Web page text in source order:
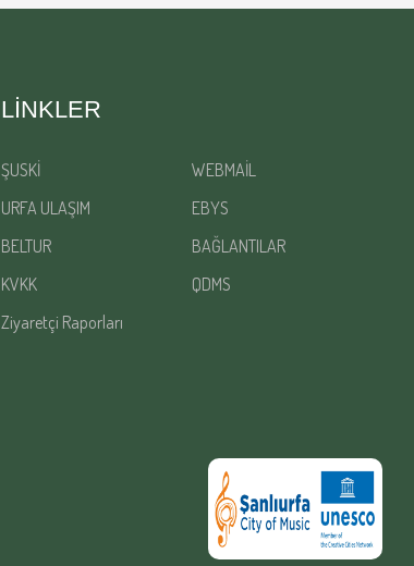
LINKLER
ŞUSKİ
WEBMAİL
URFA ULAŞIM
EBYS
BELTUR
BAĞLANTILAR
KVKK
QDMS
Ziyaretçi Raporları